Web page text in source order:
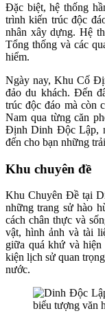
Đặc biệt, hệ thống
trình kiến trúc độc
nhân xây dựng. Hệ
Tổng thống và các
hiểm.
Ngày nay, Khu Cố
đảo du khách. Đến
trúc độc đáo mà còn
Nam qua từng căn
Định Dinh Độc Lập,
đến cho bạn những
Khu chuyên đề
Khu Chuyên Đề tại
những trang sử hào
cách chân thực và
vật, hình ảnh và tài
giữa quá khứ và
kiện lịch sử quan
nước.